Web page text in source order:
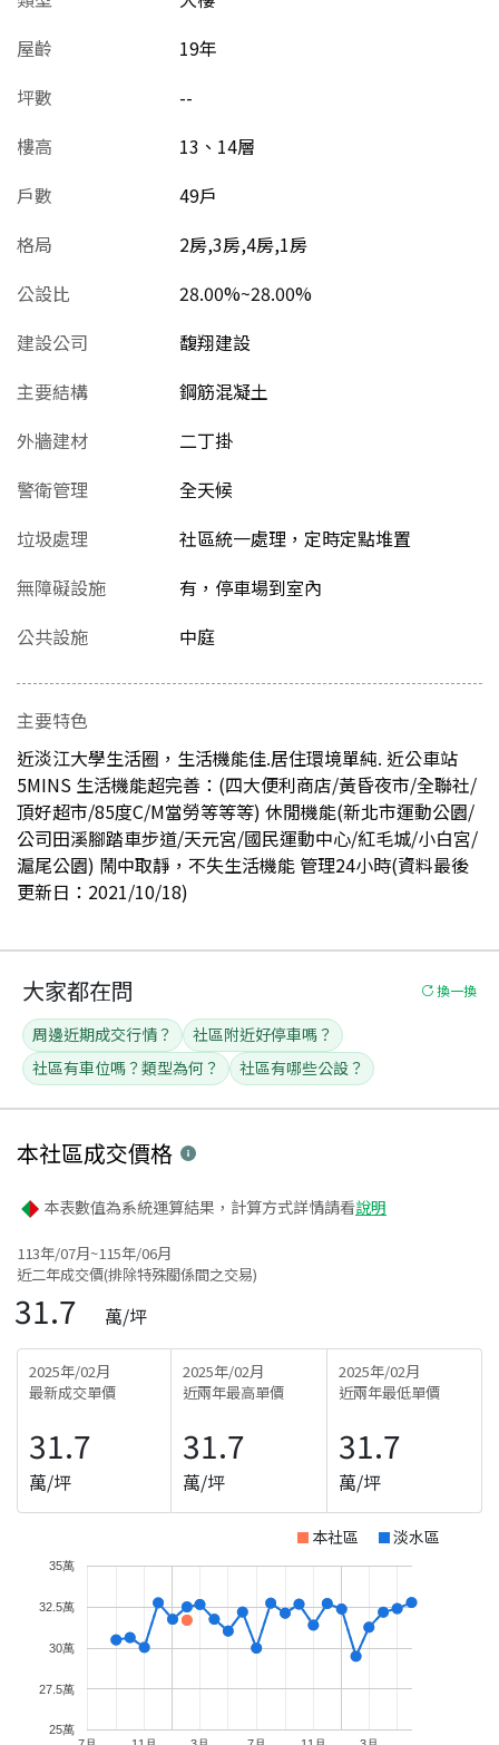
屋齡
19年
坪數
--
樓高
13、14層
戶數
49戶
格局
2房,3房,4房,1房
公設比
28.00%~28.00%
建設公司
馥翔建設
主要結構
鋼筋混凝土
外牆建材
二丁掛
警衛管理
全天候
垃圾處理
社區統一處理，定時定點堆置
無障礙設施
有，停車場到室內
公共設施
中庭
主要特色
近淡江大學生活圈，生活機能佳.居住環境單純. 近公車站
5MINS 生活機能超完善：(四大便利商店/黃昏夜市/全聯社/
頂好超市/85度C/M當勞等等等) 休閒機能(新北市運動公園/
公司田溪腳踏車步道/天元宮/國民運動中心/紅毛城/小白宮/
滬尾公園) 鬧中取靜，不失生活機能 管理24小時(資料最後
更新日：2021/10/18)
大家都在問 換一換
周邊近期成交行情？
社區附近好停車嗎？
社區有車位嗎？類型為何？
社區有哪些公設？
本社區成交價格
本表數值為系統運算結果，計算方式詳情請看說明
113年/07月~115年/06月
近二年成交價(排除特殊關係間之交易)
31.7 萬/坪
2025年/02月
最新成交單價
31.7
萬/坪
2025年/02月
近兩年最高單價
31.7
萬/坪
2025年/02月
近兩年最低單價
31.7
萬/坪
本社區 淡水區
25萬
27.5萬
30萬
32.5萬
35萬